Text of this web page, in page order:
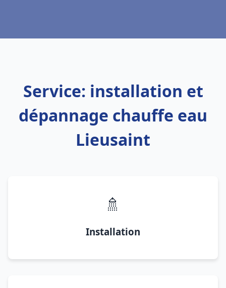
Service: installation et
dépannage chauffe eau
Lieusaint
🚿
Installation